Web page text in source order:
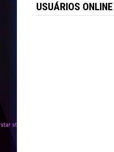
USUÁRIOS ONLINE